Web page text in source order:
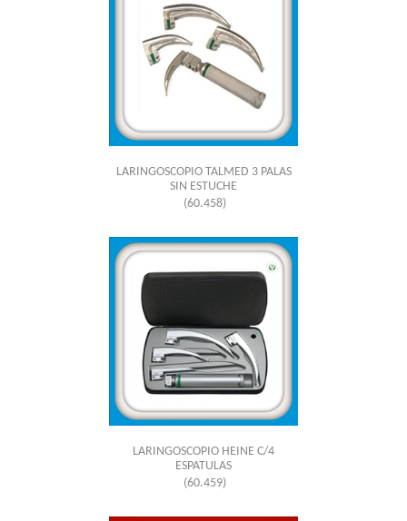
LARINGOSCOPIO TALMED 3 PALAS
SIN ESTUCHE
(60.458)
LARINGOSCOPIO HEINE C/4
ESPATULAS
(60.459)